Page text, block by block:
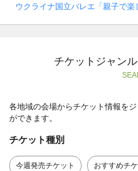
ウクライナ国立バレエ「親子で楽
チケットジャン
各地域の会場からチケット情報を
ができます。
チケット種別
今週発売チケット おすすめチ